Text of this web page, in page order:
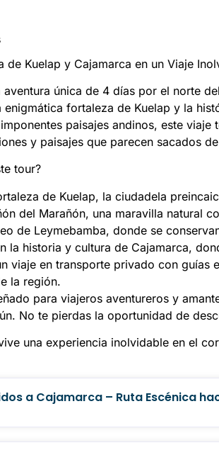
de Kuelap y Cajamarca en un Viaje
aventura única de 4 días por el norte
enigmática fortaleza de Kuelap y la
paisajes andinos, este
y paisajes que parecen sacados
tour?
de Kuelap, la ciudadela
del Marañón, una maravilla natural
de Leymebamba, donde se
la historia y cultura de Cajamarca,
viaje en transporte privado con guías
la región.
para viajeros aventureros y
No te pierdas la oportunidad de
una experiencia inolvidable en el
a Cajamarca – Ruta Escénica